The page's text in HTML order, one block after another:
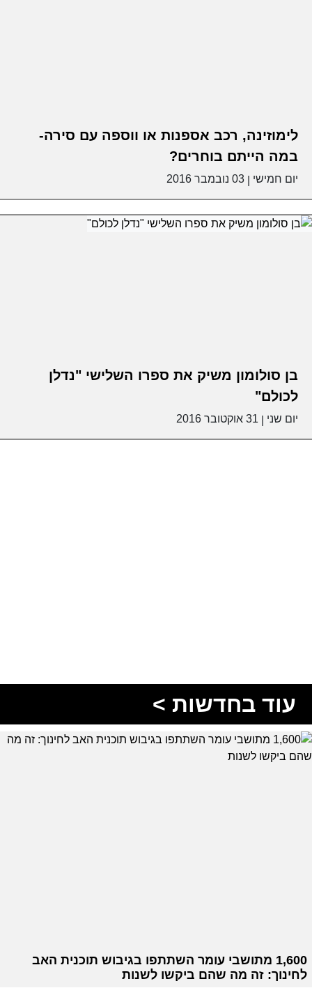
לימוזינה, רכב אספנות או ווספה עם סירה-
במה הייתם בוחרים?
יום חמישי 03 נובמבר 2016
בן סולומון משיק את ספרו השלישי "נדלן
לכולם"
יום שני 31 אוקטובר 2016
עוד בחדשות >
1,600 מתושבי עומר השתתפו בגיבוש תוכנית האב
לחינוך: זה מה שהם ביקשו לשנות